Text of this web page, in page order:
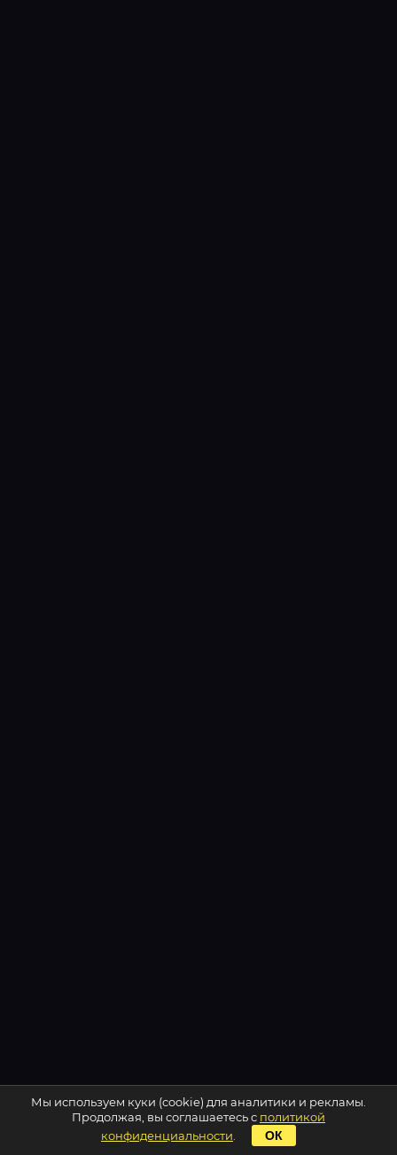
Мы используем куки (cookie) для аналитики и рекламы.
Продолжая, вы соглашаетесь с политикой
конфиденциальности
ОК